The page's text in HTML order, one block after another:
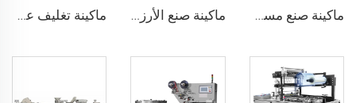
ماكينة صنع مسحوق الأرز للأطفال ماكينة صنع الأرز المنفوخ، كرات الأرز، وشريط الأرز ماكينة تغليف عصي الحلوى